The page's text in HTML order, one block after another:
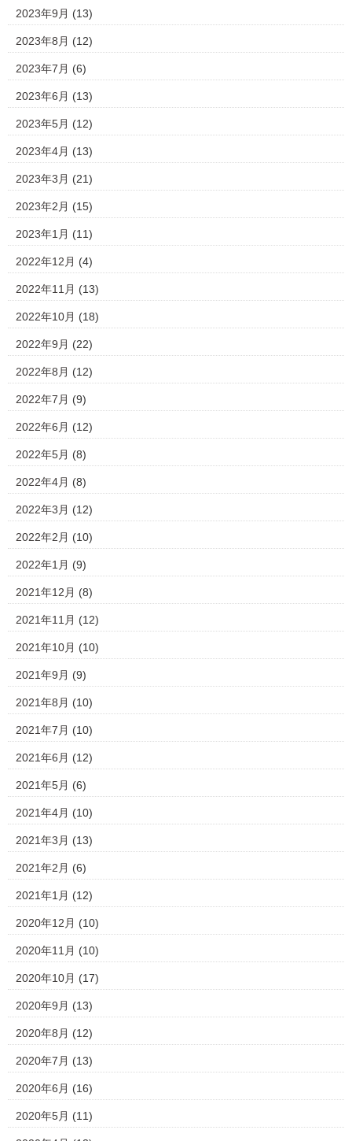
2023年9月 (13)
2023年8月 (12)
2023年7月 (6)
2023年6月 (13)
2023年5月 (12)
2023年4月 (13)
2023年3月 (21)
2023年2月 (15)
2023年1月 (11)
2022年12月 (4)
2022年11月 (13)
2022年10月 (18)
2022年9月 (22)
2022年8月 (12)
2022年7月 (9)
2022年6月 (12)
2022年5月 (8)
2022年4月 (8)
2022年3月 (12)
2022年2月 (10)
2022年1月 (9)
2021年12月 (8)
2021年11月 (12)
2021年10月 (10)
2021年9月 (9)
2021年8月 (10)
2021年7月 (10)
2021年6月 (12)
2021年5月 (6)
2021年4月 (10)
2021年3月 (13)
2021年2月 (6)
2021年1月 (12)
2020年12月 (10)
2020年11月 (10)
2020年10月 (17)
2020年9月 (13)
2020年8月 (12)
2020年7月 (13)
2020年6月 (16)
2020年5月 (11)